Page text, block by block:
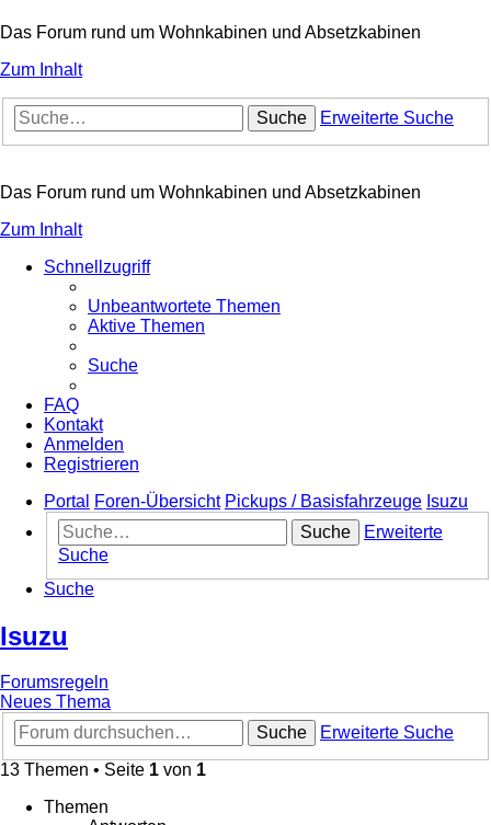
Das Forum rund um Wohnkabinen und Absetzkabinen
Zum Inhalt
Suche Erweiterte Suche
Das Forum rund um Wohnkabinen und Absetzkabinen
Zum Inhalt
Schnellzugriff
Unbeantwortete Themen
Aktive Themen
Suche
FAQ
Kontakt
Anmelden
Registrieren
Portal
Foren-Übersicht Pickups / Basisfahrzeuge Isuzu
Suche
Erweiterte
Suche
Suche
Isuzu
Forumsregeln
Neues Thema
Suche
Erweiterte Suche
13 Themen • Seite 1 von 1
Themen